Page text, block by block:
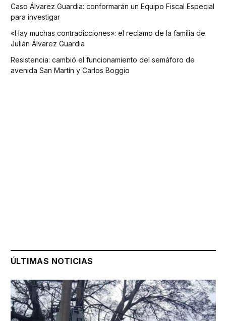
Caso Álvarez Guardia: conformarán un Equipo Fiscal Especial
para investigar
«Hay muchas contradicciones»: el reclamo de la familia de
Julián Álvarez Guardia
Resistencia: cambió el funcionamiento del semáforo de
avenida San Martín y Carlos Boggio
ÚLTIMAS NOTICIAS